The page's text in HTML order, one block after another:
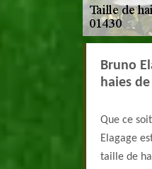
Bruno
haies
Que ce
Elagage
taille de